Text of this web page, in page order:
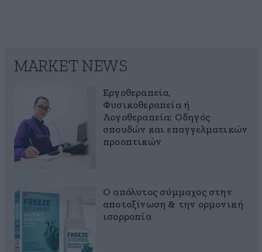
MARKET NEWS
Εργοθεραπεία,
Φυσικοθεραπεία ή
Λογοθεραπεία; Οδηγός
σπουδών και επαγγελματικών
προοπτικών
Ο απόλυτος σύμμαχος στην
αποτοξίνωση & την ορμονική
ισορροπία